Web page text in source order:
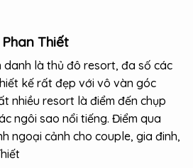
Thiết
danh là thủ đô resort, đa số các
kế rất đẹp với vô vàn góc
nhiều resort là điểm đến chụp
ngôi sao nổi tiếng. Điểm qua
ngoại cảnh cho couple, gia đinh,